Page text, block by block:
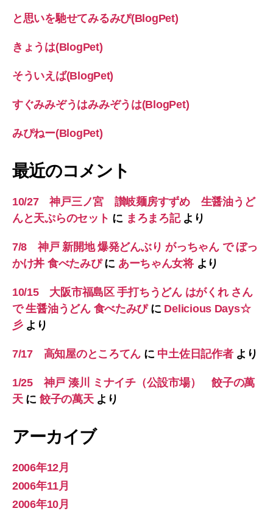
と思いを馳せてみるみぴ(BlogPet)
きょうは(BlogPet)
そういえば(BlogPet)
すぐみみぞうはみみぞうは(BlogPet)
みぴねー(BlogPet)
最近のコメント
10/27 神戸三ノ宮 讃岐麺房すずめ 生醤油うど
んと天ぷらのセット に まろまろ記より
7/8 神戸 新開地 爆発どんぶり がっちゃん で ぼっ
かけ丼 食べたみぴに あーちゃん女将より
10/15 大阪市福島区 手打ちうどん はがくれ さん
で 生醤油うどん 食べたみぴに Delicious Days☆
彡より
7/17 高知屋のところてん に 中土佐日記作者より
1/25 神戸 湊川 ミナイチ（公設市場） 餃子の萬
天に 餃子の萬天より
アーカイブ
2006年12月
2006年11月
2006年10月